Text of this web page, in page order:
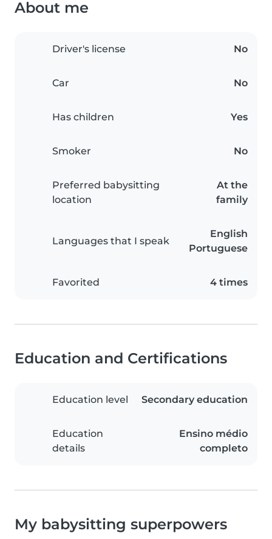
About me
Driver's license No
Car No
Has children Yes
Smoker No
Preferred babysitting
location
At the
family
Languages that I speak
English
Portuguese
Favorited 4 times
Education and Certifications
Education level Secondary education
Education
details
Ensino médio
completo
My babysitting superpowers